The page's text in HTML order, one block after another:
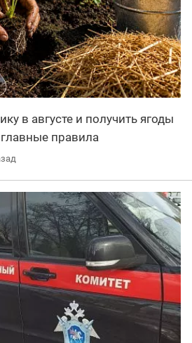
в августе и получить ягоды
правила